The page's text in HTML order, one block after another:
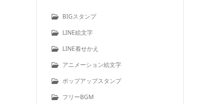
BIGスタンプ
LINE絵文字
LINE着せかえ
アニメーション絵文字
ポップアップスタンプ
フリーBGM